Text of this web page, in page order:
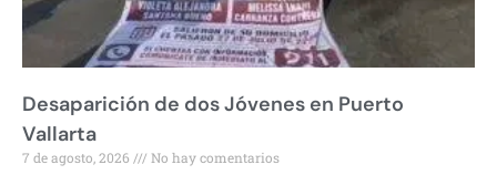
Desaparición de dos Jóvenes en Puerto
Vallarta
7 de agosto, 2026 No hay comentarios